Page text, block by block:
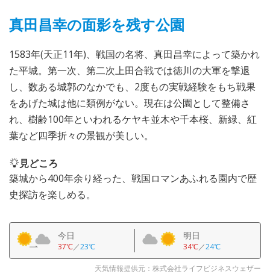
真田昌幸の面影を残す公園
1583年(天正11年)、戦国の名将、真田昌幸によって築かれ
た平城。第一次、第二次上田合戦では徳川の大軍を撃退
し、数ある城郭のなかでも、2度もの実戦経験をもち戦果
をあげた城は他に類例がない。現在は公園として整備さ
れ、樹齢100年といわれるケヤキ並木や千本桜、新緑、紅
葉など四季折々の景観が美しい。
見どころ
築城から400年余り経った、戦国ロマンあふれる園内で歴
史探訪を楽しめる。
今日
37℃／23℃
明日
34℃／24℃
天気情報提供元：株式会社ライフビジネスウェザー